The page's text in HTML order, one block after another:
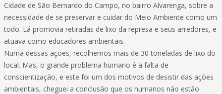
Cidade de São Bernardo do Campo, no bairro Alvarenga, sobre a
necessidade de se preservar e cuidar do Meio Ambiente como um
todo. Lá promovia retiradas de lixo da represa e seus arredores, e
atuava como educadores ambientais.
Numa dessas ações, recolhemos mais de 30 toneladas de lixo do
local. Mas, o grande problema humano é a falta de
conscientização, e este foi um dos motivos de desistir das ações
ambientais, cheguei a conclusão que os humanos não estão